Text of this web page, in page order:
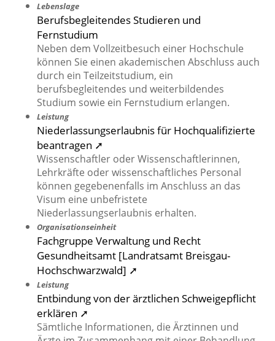
Lebenslage
Berufsbegleitendes Studieren und
Fernstudium
Neben dem Vollzeitbesuch einer Hochschule
können Sie einen akademischen Abschluss auch
durch ein Teilzeitstudium, ein
berufsbegleitendes und weiterbildendes
Studium sowie ein Fernstudium erlangen.
Leistung
Niederlassungserlaubnis für Hochqualifizierte
beantragen ➚
Wissenschaftler oder Wissenschaftlerinnen,
Lehrkräfte oder wissenschaftliches Personal
können gegebenenfalls im Anschluss an das
Visum eine unbefristete
Niederlassungserlaubnis erhalten.
Organisationseinheit
Fachgruppe Verwaltung und Recht
Gesundheitsamt [Landratsamt Breisgau-
Hochschwarzwald] ➚
Leistung
Entbindung von der ärztlichen Schweigepflicht
erklären ➚
Sämtliche Informationen, die Ärztinnen und